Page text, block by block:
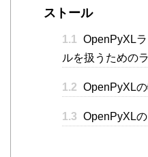
ストール
1.1 OpenPyXL
ルを扱うための
1.2 OpenPyXL
1.3 OpenPyXL